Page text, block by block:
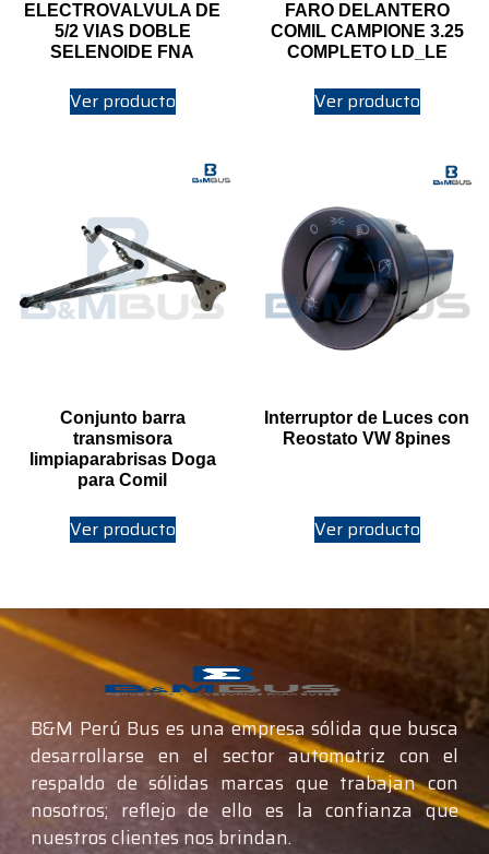
ELECTROVALVULA DE
5/2 VIAS DOBLE
SELENOIDE FNA
Ver producto
FARO DELANTERO
COMIL CAMPIONE 3.25
COMPLETO LD_LE
Ver producto
Conjunto barra
transmisora
limpiaparabrisas Doga
para Comil
Ver producto
Interruptor de Luces con
Reostato VW 8pines
Ver producto
B&M Perú Bus es una empresa sólida que busca
desarrollarse en el sector automotriz con el
respaldo de sólidas marcas que trabajan con
nosotros; reflejo de ello es la confianza que
nuestros clientes nos brindan.